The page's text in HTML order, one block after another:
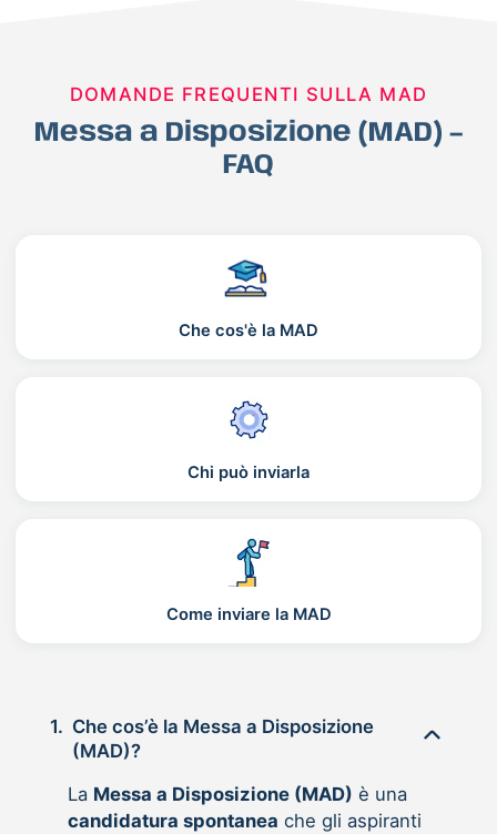
DOMANDE FREQUENTI SULLA MAD
Messa a Disposizione (MAD) –
FAQ
Che cos'è la MAD
Chi può inviarla
Come inviare la MAD
1. Che cos’è la Messa a Disposizione
(MAD)?
La Messa a Disposizione (MAD) è una
candidatura spontanea che gli aspiranti